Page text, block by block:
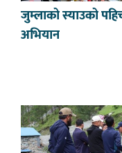
जुम्लाको स्याउको
अभियान